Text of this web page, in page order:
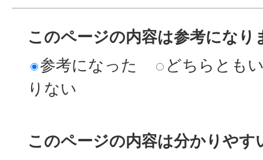
このページの内容は参考になり
参考になった
どちらとも
りない
このページの内容は分かりやす